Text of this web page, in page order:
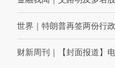
世界 ｜ 特朗普再签两份行
财新周刊 ｜ 【封面报道】